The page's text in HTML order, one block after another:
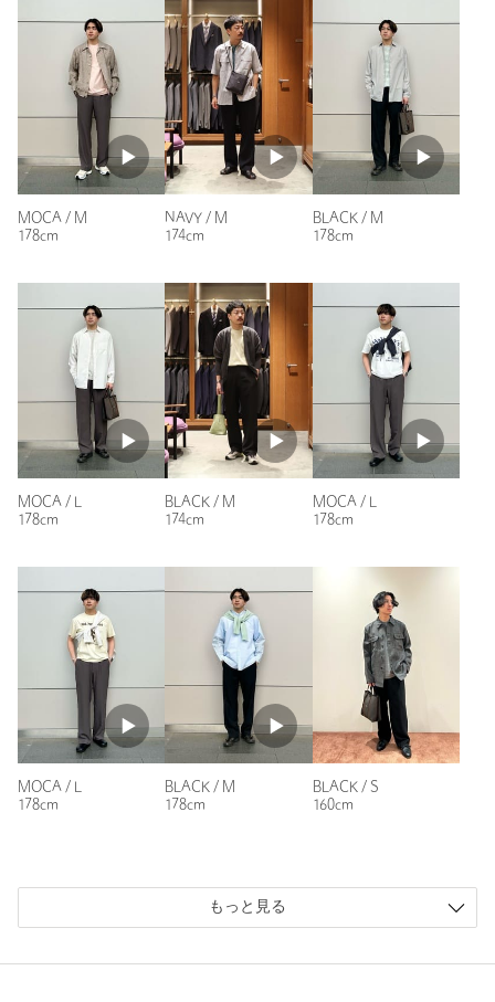
パンツ
S M L XL
複合繊維(ポリエステル)100％
洗濯機洗い可 洗濯表示について
原産国 ベトナム製
30代後半
177cm
普段の着用サイズ：M
2人が参考になったと回答
参考になった
ニックネーム： hamakaze55
投稿日： 2026年5月3日
購入サイズ：L
｜
購入カラー：NAVY
購入商品のサイズ感：ちょうどよい
店舗で履き比べて選びました。他色と悩みましたが、合わせや
すいネイビーにしました。家洗いができ快適に着用していま
す。
性別：
身長：177cm
普段の着用サイズ：
1人が参考になったと回答
参考になった
購入サイズ：M
MOCA / M
178cm
NAVY / M
174cm
BLACK / M
178cm
MOCA / L
178cm
BLACK / M
174cm
MOCA / L
178cm
MOCA / L
178cm
BLACK / M
178cm
BLACK / S
160cm
もっと見る